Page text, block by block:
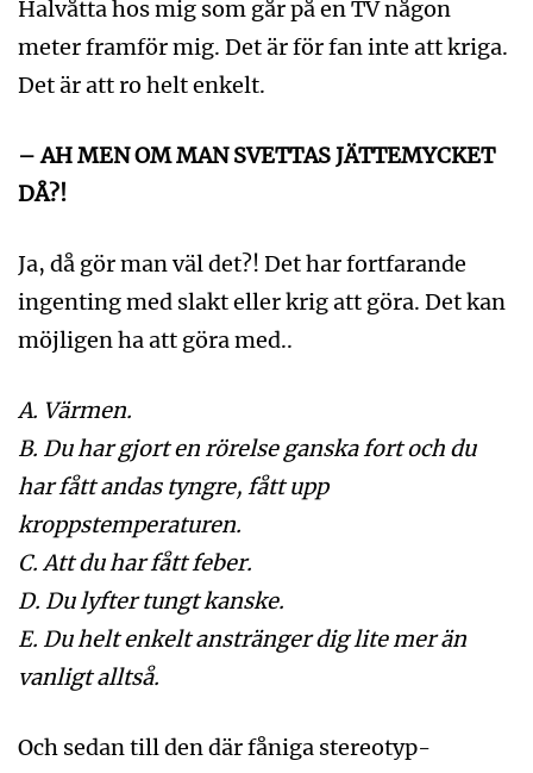
Halvåtta hos mig som går på en TV någon
meter framför mig. Det är för fan inte att kriga.
Det är att ro helt enkelt.
– AH MEN OM MAN SVETTAS JÄTTEMYCKET
DÅ?!
Ja, då gör man väl det?! Det har fortfarande
ingenting med slakt eller krig att göra. Det kan
möjligen ha att göra med..
A. Värmen.
B. Du har gjort en rörelse ganska fort och du
har fått andas tyngre, fått upp
kroppstemperaturen.
C. Att du har fått feber.
D. Du lyfter tungt kanske.
E. Du helt enkelt anstränger dig lite mer än
vanligt alltså.
Och sedan till den där fåniga stereotyp-